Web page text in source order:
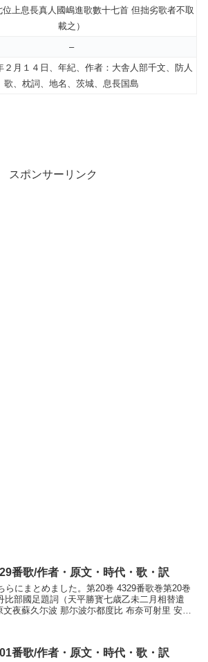
位上息長真人國嶋進歌數十七首 但拙劣歌者不取
載之）
–
２月１４日、年紀、作者：大舎人部千文、防人
歌、枕詞、地名、茨城、息長国島
スポンサーリンク
番歌/作者・原文・時代・歌・訳
らにまとめました。第20巻 4329番歌巻第20巻
比部國足題詞（天平勝寳七歳乙未二月相替遣
夜蘇久尓波 那尓波尓都度比 布奈可射里 安我
番歌/作者・原文・時代・歌・訳